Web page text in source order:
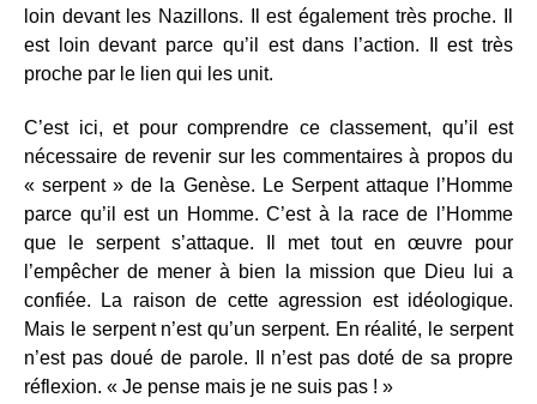
loin devant les Nazillons. Il est également très proche. Il
est loin devant parce qu’il est dans l’action. Il est très
proche par le lien qui les unit.
C’est ici, et pour comprendre ce classement, qu’il est
nécessaire de revenir sur les commentaires à propos du
« serpent » de la Genèse. Le Serpent attaque l’Homme
parce qu’il est un Homme. C’est à la race de l’Homme
que le serpent s’attaque. Il met tout en œuvre pour
l’empêcher de mener à bien la mission que Dieu lui a
confiée. La raison de cette agression est idéologique.
Mais le serpent n’est qu’un serpent. En réalité, le serpent
n’est pas doué de parole. Il n’est pas doté de sa propre
réflexion. « Je pense mais je ne suis pas ! »